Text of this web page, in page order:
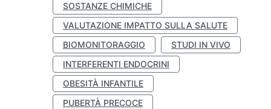
SOSTANZE CHIMICHE
VALUTAZIONE IMPATTO SULLA SALUTE
BIOMONITORAGGIO
STUDI IN VIVO
INTERFERENTI ENDOCRINI
OBESITÀ INFANTILE
PUBERTÀ PRECOCE